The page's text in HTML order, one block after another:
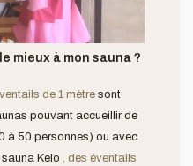
mieux à mon sauna ?
de 1 mètre sont
pouvant accueillir de
à 50 personnes) ou avec
Kelo
, des éventails